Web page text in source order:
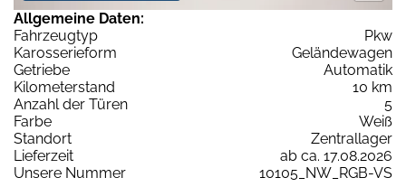
Allgemeine Daten:
Fahrzeugtyp
Pkw
Karosserieform
Geländewagen
Getriebe
Automatik
Kilometerstand
10 km
Anzahl der Türen
5
Farbe
Weiß
Standort
Zentrallager
Lieferzeit
ab ca. 17.08.2026
Unsere Nummer
10105_NW_RGB-VS